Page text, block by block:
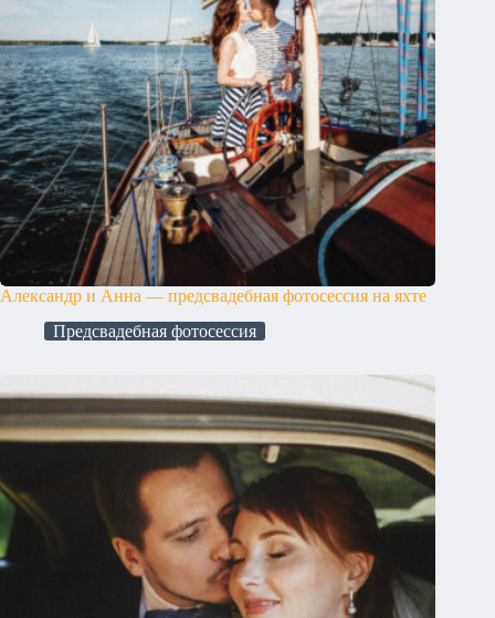
Александр и Анна — предсвадебная фотосессия на яхте
Предсвадебная фотосессия